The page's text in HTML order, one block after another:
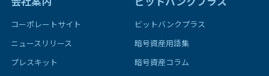
コーポレートサイト
ニュースリリース
プレスキット
ビットバンクプラス
暗号資産用語集
暗号資産コラム